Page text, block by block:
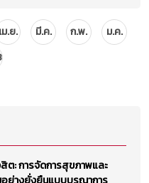
เม.ย. มี.ค. ก.พ.
ม.ค.
: การจัดการสุขภาพและ